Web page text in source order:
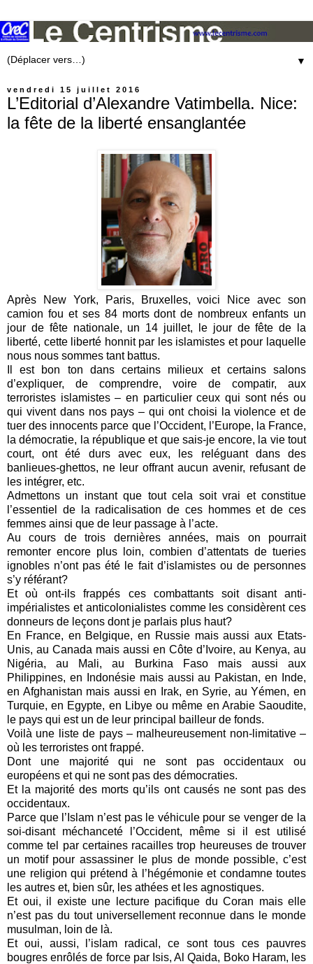
▼
vendredi 15 juillet 2016
L’Editorial d’Alexandre Vatimbella. Nice:
la fête de la liberté ensanglantée
Après New York, Paris, Bruxelles, voici Nice avec son
camion fou et ses 84 morts dont de nombreux enfants un
jour de fête nationale, un 14 juillet, le jour de fête de la
liberté, cette liberté honnit par les islamistes et pour laquelle
nous nous sommes tant battus.
Il est bon ton dans certains milieux et certains salons
d’expliquer, de comprendre, voire de compatir, aux
terroristes islamistes – en particulier ceux qui sont nés ou
qui vivent dans nos pays – qui ont choisi la violence et de
tuer des innocents parce que l’Occident, l’Europe, la France,
la démocratie, la république et que sais-je encore, la vie tout
court, ont été durs avec eux, les reléguant dans des
banlieues-ghettos, ne leur offrant aucun avenir, refusant de
les intégrer, etc.
Admettons un instant que tout cela soit vrai et constitue
l’essentiel de la radicalisation de ces hommes et de ces
femmes ainsi que de leur passage à l’acte.
Au cours de trois dernières années, mais on pourrait
remonter encore plus loin, combien d’attentats de tueries
ignobles n’ont pas été le fait d’islamistes ou de personnes
s’y référant?
Et où ont-ils frappés ces combattants soit disant anti-
impérialistes et anticolonialistes comme les considèrent ces
donneurs de leçons dont je parlais plus haut?
En France, en Belgique, en Russie mais aussi aux Etats-
Unis, au Canada mais aussi en Côte d’Ivoire, au Kenya, au
Nigéria, au Mali, au Burkina Faso mais aussi aux
Philippines, en Indonésie mais aussi au Pakistan, en Inde,
en Afghanistan mais aussi en Irak, en Syrie, au Yémen, en
Turquie, en Egypte, en Libye ou même en Arabie Saoudite,
le pays qui est un de leur principal bailleur de fonds.
Voilà une liste de pays – malheureusement non-limitative –
où les terroristes ont frappé.
Dont une majorité qui ne sont pas occidentaux ou
européens et qui ne sont pas des démocraties.
Et la majorité des morts qu’ils ont causés ne sont pas des
occidentaux.
Parce que l’Islam n’est pas le véhicule pour se venger de la
soi-disant méchanceté l’Occident, même si il est utilisé
comme tel par certaines racailles trop heureuses de trouver
un motif pour assassiner le plus de monde possible, c’est
une religion qui prétend à l’hégémonie et condamne toutes
les autres et, bien sûr, les athées et les agnostiques.
Et oui, il existe une lecture pacifique du Coran mais elle
n’est pas du tout universellement reconnue dans le monde
musulman, loin de là.
Et oui, aussi, l’islam radical, ce sont tous ces pauvres
bougres enrôlés de force par Isis, Al Qaida, Boko Haram, les